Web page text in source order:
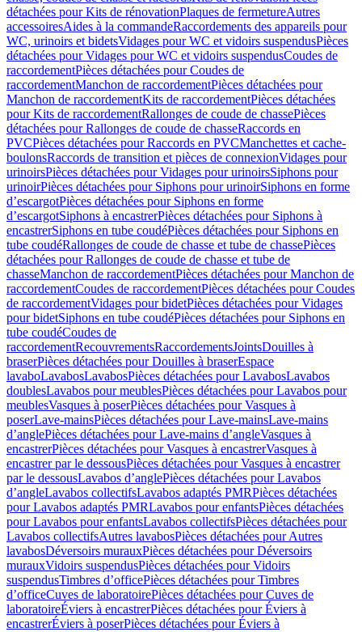
détachées pour Kits de rénovationPlaques de fermetureAutres
accessoiresAides à la commandeRaccordements des appareils pour
WC, urinoirs et bidetsVidages pour WC et vidoirs suspendusPièces
détachées pour Vidages pour WC et vidoirs suspendusCoudes de
raccordementPièces détachées pour Coudes de
raccordementManchon de raccordementPièces détachées pour
Manchon de raccordementKits de raccordementPièces détachées
pour Kits de raccordementRallonges de coude de chassePièces
détachées pour Rallonges de coude de chasseRaccords en
PVCPièces détachées pour Raccords en PVCManchettes et cache-
boulonsRaccords de transition et pièces de connexionVidages pour
urinoirsPièces détachées pour Vidages pour urinoirsSiphons pour
urinoirPièces détachées pour Siphons pour urinoirSiphons en forme
d’escargotPièces détachées pour Siphons en forme
d’escargotSiphons à encastrerPièces détachées pour Siphons à
encastrerSiphons en tube coudéPièces détachées pour Siphons en
tube coudéRallonges de coude de chasse et tube de chassePièces
détachées pour Rallonges de coude de chasse et tube de
chasseManchon de raccordementPièces détachées pour Manchon de
raccordementCoudes de raccordementPièces détachées pour Coudes
de raccordementVidages pour bidetPièces détachées pour Vidages
pour bidetSiphons en tube coudéPièces détachées pour Siphons en
tube coudéCoudes de
raccordementRecouvrementsRaccordementsJointsDouilles à
braserPièces détachées pour Douilles à braserEspace
lavaboLavabosLavabosPièces détachées pour LavabosLavabos
doublesLavabos pour meublesPièces détachées pour Lavabos pour
meublesVasques à poserPièces détachées pour Vasques à
poserLave-mainsPièces détachées pour Lave-mainsLave-mains
d’anglePièces détachées pour Lave-mains d’angleVasques à
encastrerPièces détachées pour Vasques à encastrerVasques à
encastrer par le dessousPièces détachées pour Vasques à encastrer
par le dessousLavabos d’anglePièces détachées pour Lavabos
d’angleLavabos collectifsLavabos adaptés PMRPièces détachées
pour Lavabos adaptés PMRLavabos pour enfantsPièces détachées
pour Lavabos pour enfantsLavabos collectifsPièces détachées pour
Lavabos collectifsAutres lavabosPièces détachées pour Autres
lavabosDéversoirs murauxPièces détachées pour Déversoirs
murauxVidoirs suspendusPièces détachées pour Vidoirs
suspendusTimbres dʼofficePièces détachées pour Timbres
dʼofficeCuves de laboratoirePièces détachées pour Cuves de
laboratoireÉviers à encastrerPièces détachées pour Éviers à
encastrerÉviers à poserPièces détachées pour Éviers à